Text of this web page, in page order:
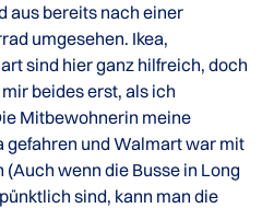
aus bereits nach einer
umgesehen. Ikea,
sind hier ganz hilfreich, doch
beides erst, als ich
Mitbewohnerin meine
gefahren und Walmart war mit
wenn die Busse in Long
sind, kann man die